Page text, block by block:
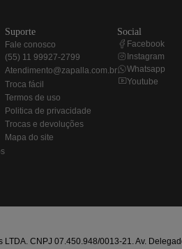
suporte
fale conosco
(55) 11 99927-2799
atendimento@zapalla.com.br
troca fácil
termos de uso
politica de privacidade
trocas e devoluções
mapa do site
social
Facebook
Instagram
Whatsapp
Youtube
CNPJ 07.450.948/0013-21. Av.